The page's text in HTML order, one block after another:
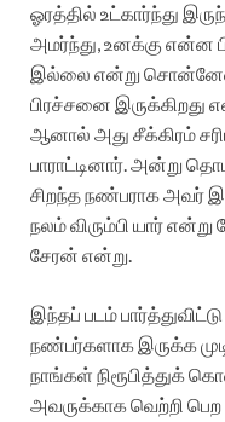
ஓரத்தில் உட்கார்ந்து
அமர்ந்து, உனக்கு என்ன
இல்லை என்று
பிரச்சனை இருக்கிறது
ஆனால் அது சீக்கிரம்
பாராட்டினார். அன்று
சிறந்த நண்பராக அவர்
நலம் விரும்பி யார்
சேரன் என்று.
இந்தப் படம்
நண்பர்களாக இருக்க
நாங்கள் நிரூபித்துக்
அவருக்காக வெற்றி பெற